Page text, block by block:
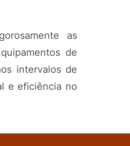
as
de
intervalos de
e eficiência no